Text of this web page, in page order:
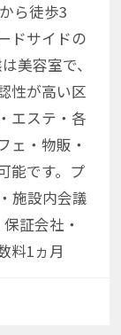
ら徒歩3
ドサイドの
美容室で、
性が高い区
エステ・各
ェ・物販・
能です。プ
施設内会議
証会社・
料1ヵ月